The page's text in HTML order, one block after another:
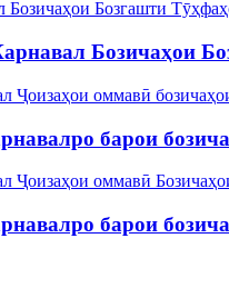
Бозичаҳои
барои
барои